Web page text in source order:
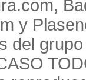
y
del